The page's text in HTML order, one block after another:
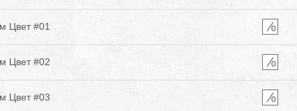
Цвет #01
Цвет #02
Цвет #03